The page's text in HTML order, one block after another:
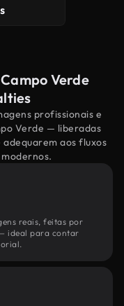
Verde
profissionais e
Verde — liberadas
aos fluxos
reais, feitas por
ideal para contar